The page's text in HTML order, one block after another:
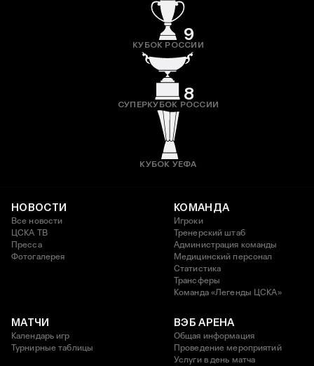
9
КУБОК РОССИИ
8
СУПЕРКУБОК РОССИИ
КУБОК УЕФА
НОВОСТИ
Все новости
ЦСКА ТВ
Пресса
Фотогалерея
КОМАНДА
Игроки
Тренерский штаб
Администрация команды
Медицинский персонал
Статистика
Трансферы
Команда «Легенды ЦСКА»
МАТЧИ
Календарь игр
Турнирные таблицы
ВЭБ АРЕНА
Общая информация
Проведение мероприятий
Услуги в день матча